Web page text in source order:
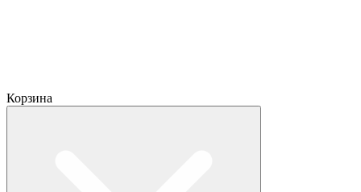
Корзина